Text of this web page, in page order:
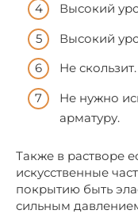
Высокий
Высокий
Не скользит.
Не нужно
арматуру.
Также в растворе
искусственные
покрытию быть
сильным